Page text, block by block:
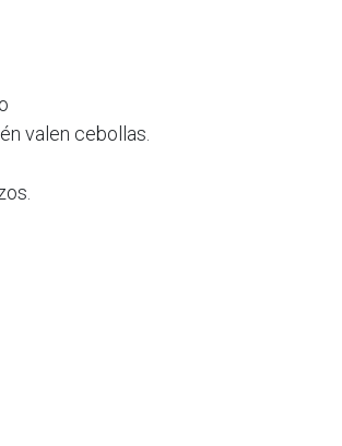
valen cebollas.